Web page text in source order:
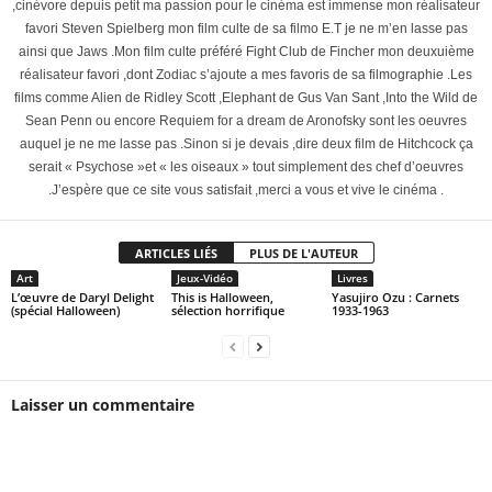
,cinévore depuis petit ma passion pour le cinéma est immense mon réalisateur
favori Steven Spielberg mon film culte de sa filmo E.T je ne m’en lasse pas
ainsi que Jaws .Mon film culte préféré Fight Club de Fincher mon deuxuième
réalisateur favori ,dont Zodiac s’ajoute a mes favoris de sa filmographie .Les
films comme Alien de Ridley Scott ,Elephant de Gus Van Sant ,Into the Wild de
Sean Penn ou encore Requiem for a dream de Aronofsky sont les oeuvres
auquel je ne me lasse pas .Sinon si je devais ,dire deux film de Hitchcock ça
serait « Psychose »et « les oiseaux » tout simplement des chef d’oeuvres
.J’espère que ce site vous satisfait ,merci a vous et vive le cinéma .
ARTICLES LIÉS PLUS DE L'AUTEUR
Art
L’œuvre de Daryl Delight
(spécial Halloween)
Jeux-Vidéo
This is Halloween,
sélection horrifique
Livres
Yasujiro Ozu : Carnets
1933-1963
Laisser un commentaire